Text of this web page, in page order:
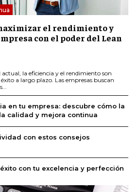
el rendimiento y
con el poder del Lean
la eficiencia y el rendimiento son
a largo plazo. Las empresas buscan
en tu empresa: descubre cómo la
calidad y mejora continua
con estos consejos
con tu excelencia y perfección